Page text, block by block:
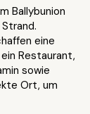
Ballybunion
eine
Restaurant,
sowie
Ort, um